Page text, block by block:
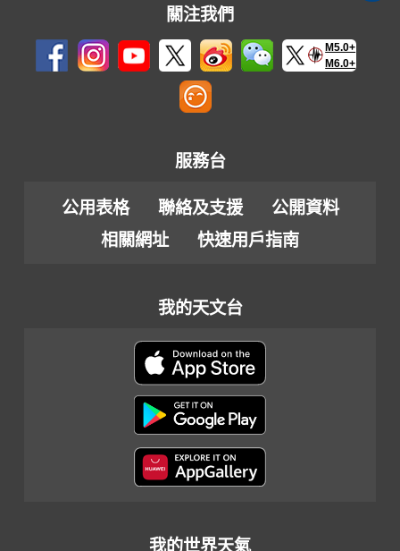
關注我們
M5.0+
M6.0+
服務台
公用表格 聯絡及支援
公開資料
相關網址
快速用戶指南
我的天文台
我的世界天氣